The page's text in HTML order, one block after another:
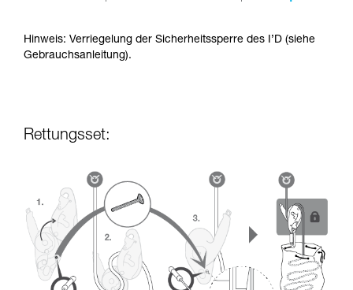
Hinweis: Verriegelung der Sicherheitssperre des I’D (siehe
Gebrauchsanleitung).
Rettungsset: